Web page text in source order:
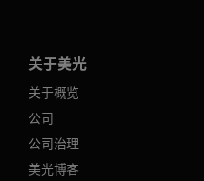
关于美光
关于概览
公司
公司治理
美光博客